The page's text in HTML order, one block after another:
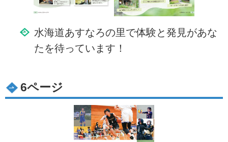
水海道あすなろの里で体験と発見があな
たを待っています！
6ページ